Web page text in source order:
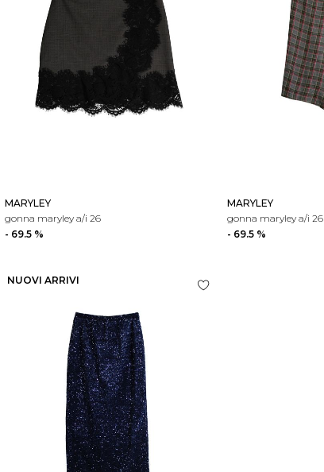
MARYLEY
gonna maryley a/i 26
- 69.5 %
MARYLEY
gonna maryley a/i 26
- 69.5 %
NUOVI ARRIVI